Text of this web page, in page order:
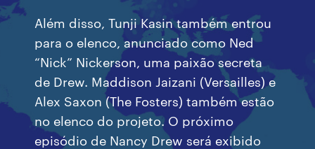
Além disso, Tunji Kasin também entrou
para o elenco, anunciado como Ned
“Nick” Nickerson, uma paixão secreta
de Drew. Maddison Jaizani (Versailles) e
Alex Saxon (The Fosters) também estão
no elenco do projeto. O próximo
episódio de Nancy Drew será exibido